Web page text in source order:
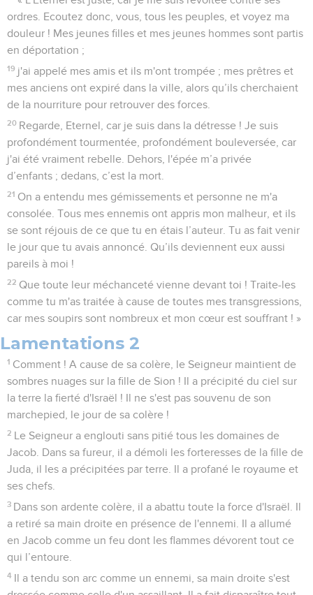
ordres. Ecoutez donc, vous, tous les peuples, et voyez ma
douleur ! Mes jeunes filles et mes jeunes hommes sont partis
en déportation ;
19 j'ai appelé mes amis et ils m'ont trompée ; mes prêtres et
mes anciens ont expiré dans la ville, alors qu’ils cherchaient
de la nourriture pour retrouver des forces.
20 Regarde, Eternel, car je suis dans la détresse ! Je suis
profondément tourmentée, profondément bouleversée, car
j'ai été vraiment rebelle. Dehors, l'épée m’a privée
d’enfants ; dedans, c’est la mort.
21 On a entendu mes gémissements et personne ne m'a
consolée. Tous mes ennemis ont appris mon malheur, et ils
se sont réjouis de ce que tu en étais l’auteur. Tu as fait venir
le jour que tu avais annoncé. Qu’ils deviennent eux aussi
pareils à moi !
22 Que toute leur méchanceté vienne devant toi ! Traite-les
comme tu m'as traitée à cause de toutes mes transgressions,
car mes soupirs sont nombreux et mon cœur est souffrant ! »
Lamentations 2
1 Comment ! A cause de sa colère, le Seigneur maintient de
sombres nuages sur la fille de Sion ! Il a précipité du ciel sur
la terre la fierté d'Israël ! Il ne s'est pas souvenu de son
marchepied, le jour de sa colère !
2 Le Seigneur a englouti sans pitié tous les domaines de
Jacob. Dans sa fureur, il a démoli les forteresses de la fille de
Juda, il les a précipitées par terre. Il a profané le royaume et
ses chefs.
3 Dans son ardente colère, il a abattu toute la force d'Israël. Il
a retiré sa main droite en présence de l'ennemi. Il a allumé
en Jacob comme un feu dont les flammes dévorent tout ce
qui l’entoure.
4 Il a tendu son arc comme un ennemi, sa main droite s'est